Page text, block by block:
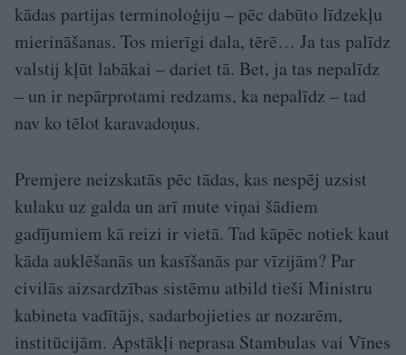
kādas partijas terminoloģiju – pēc dabūto līdzekļu
mierināšanas. Tos mierīgi dala, tērē… Ja tas palīdz
valstij kļūt labākai – dariet tā. Bet, ja tas nepalīdz
– un ir nepārprotami redzams, ka nepalīdz – tad
nav ko tēlot karavadoņus.
Premjere neizskatās pēc tādas, kas nespēj uzsist
kulaku uz galda un arī mute viņai šādiem
gadījumiem kā reizi ir vietā. Tad kāpēc notiek kaut
kāda auklēšanās un kasīšanās par vīzijām? Par
civilās aizsardzības sistēmu atbild tieši Ministru
kabineta vadītājs, sadarbojieties ar nozarēm,
institūcijām. Apstākļi neprasa Stambulas vai Vīnes